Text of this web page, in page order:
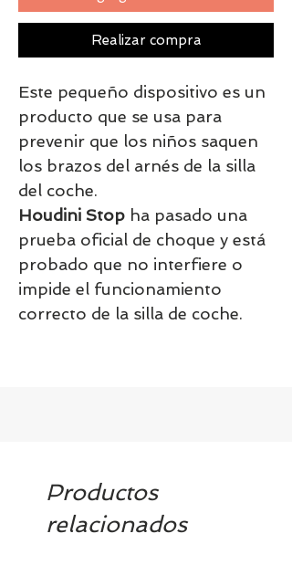
Realizar compra
Este pequeño dispositivo es un
producto que se usa para
prevenir que los niños saquen
los brazos del arnés de la silla
del coche.
Houdini Stop ha pasado una
prueba oficial de choque y está
probado que no interfiere o
impide el funcionamiento
correcto de la silla de coche.
Productos
relacionados